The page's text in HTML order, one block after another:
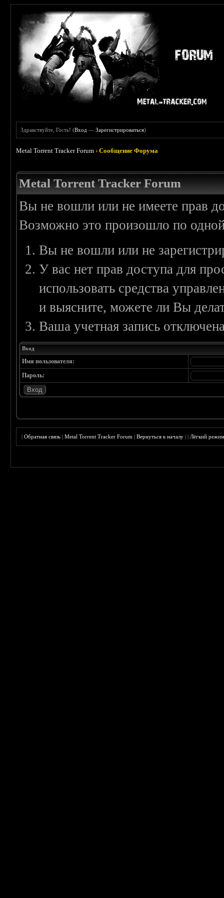
Здравствуйте, Гость! (Вход —Зарегистрироваться)
Metal Torrent Tracker Forum ›Сообщение Форума
Metal Torrent Tracker Forum
Вы не вошли или не имеете прав
Возможно это произошло по
Вы не вошли или не
У вас нет прав доступа для
использовать средства
и выясните, можете ли Вы
Ваша учетная запись
Вход
Имя пользователя:
Пароль:
|Обратная связь |Metal Torrent Tracker Forum |Вернуться к началу ||Лёгкий